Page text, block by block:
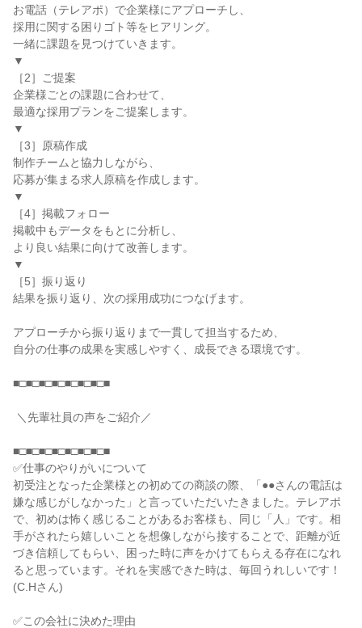
お電話（テレアポ）で企業様にアプローチし、
採用に関する困りゴト等をヒアリング。
一緒に課題を見つけていきます。
▼
［2］ご提案
企業様ごとの課題に合わせて、
最適な採用プランをご提案します。
▼
［3］原稿作成
制作チームと協力しながら、
応募が集まる求人原稿を作成します。
▼
［4］掲載フォロー
掲載中もデータをもとに分析し、
より良い結果に向けて改善します。
▼
［5］振り返り
結果を振り返り、次の採用成功につなげます。
アプローチから振り返りまで一貫して担当するため、
自分の仕事の成果を実感しやすく、成長できる環境です。
■□■□■□■□■□■□■□■
■□■□■□■□■□■□■□■
✅仕事のやりがいについて
初受注となった企業様との初めての商談の際、「●●さんの電話は
嫌な感じがしなかった」と言っていただいたきました。テレアポ
で、初めは怖く感じることがあるお客様も、同じ「人」です。相
手がされたら嬉しいことを想像しながら接することで、距離が近
づき信頼してもらい、困った時に声をかけてもらえる存在になれ
ると思っています。それを実感できた時は、毎回うれしいです！
(C.Hさん)
✅この会社に決めた理由